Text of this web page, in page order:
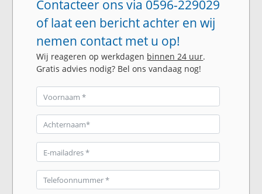
Contacteer ons via 0596-229029
of laat een bericht achter en wij
nemen contact met u op!
Wij reageren op werkdagen binnen 24 uur.
Gratis advies nodig? Bel ons vandaag nog!